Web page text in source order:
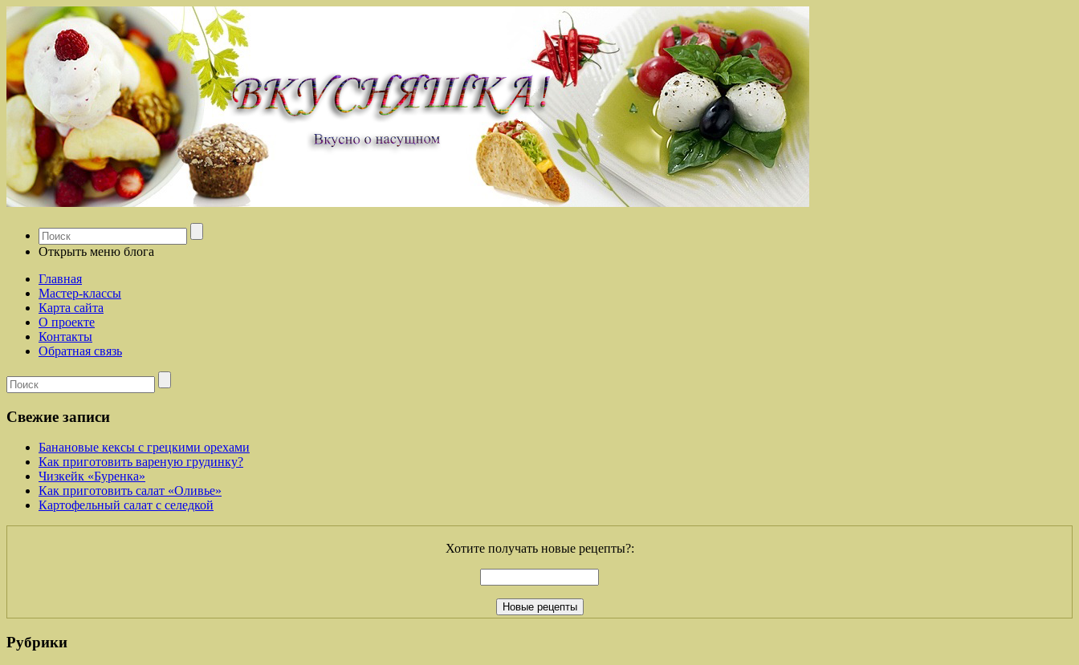
Открыть меню блога
Главная
Мастер-классы
Карта сайта
О проекте
Контакты
Обратная связь
Свежие записи
Банановые кексы с грецкими орехами
Как приготовить вареную грудинку?
Чизкейк «Буренка»
Как приготовить салат «Оливье»
Картофельный салат с селедкой
Хотите получать новые рецепты?:
Рубрики